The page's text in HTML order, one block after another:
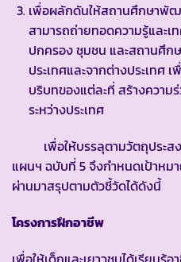
เพื่อผลักดันให้สถานศึกษาพั
สามารถถ่ายทอดความรู้และ
ปกครอง ชุมชน และสถานศึก
ประเทศและจากต่างประเทศ
บริบทของแต่ละที่ สร้างความ
ระหว่างประเทศ
เพื่อให้บรรลุตามวัตถุประส
แผนฯ ฉบับที่ 5 จึงกำหนดเป้าหม
ผ่านมาสรุปตามตัวชี้วัดได้ดังนี้
โครงการฝึกอาชีพ